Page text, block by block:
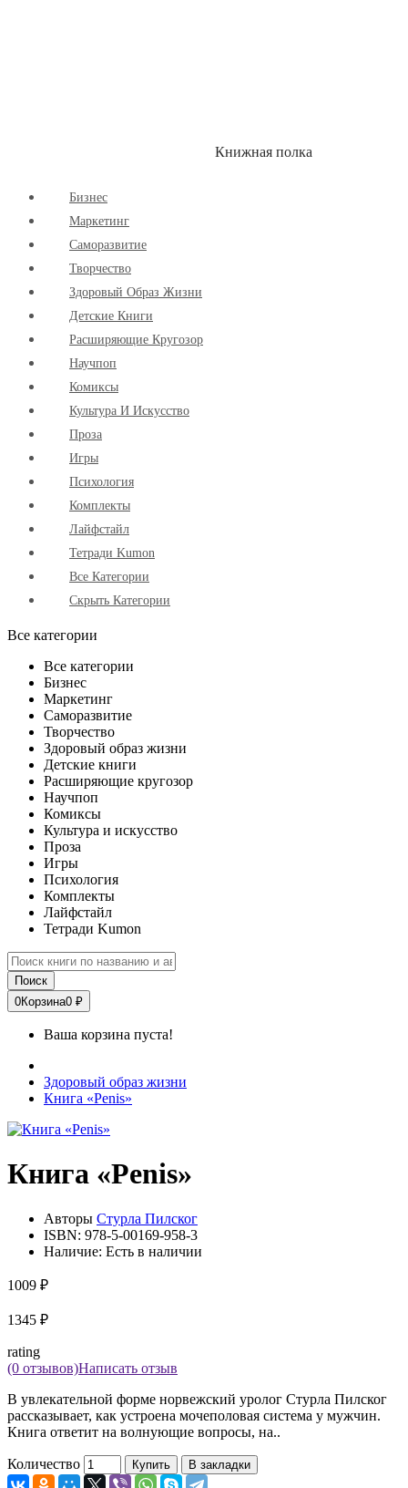
Книжная полка
Бизнес
Маркетинг
Cаморазвитие
Творчество
Здоровый Образ Жизни
Детские Книги
Расширяющие Кругозор
Научпоп
Комиксы
Культура И Искусство
Проза
Игры
Психология
Комплекты
Лайфстайл
Тетради Kumon
Все Категории
Скрыть Категории
Все категории
Все категории
Бизнес
Маркетинг
Саморазвитие
Творчество
Здоровый образ жизни
Детские книги
Расширяющие кругозор
Научпоп
Комиксы
Культура и искусство
Проза
Игры
Психология
Комплекты
Лайфстайл
Тетради Kumon
Поиск
0Корзина0 ₽
Ваша корзина пуста!
Здоровый образ жизни
Книга «Penis»
Книга «Penis»
Авторы Стурла Пилског
ISBN: 978-5-00169-958-3
Наличие: Есть в наличии
1009 ₽
1345 ₽
rating
(0 отзывов)Написать отзыв
В увлекательной форме норвежский уролог Стурла Пилског
рассказывает, как устроена мочеполовая система у мужчин.
Книга ответит на волнующие вопросы, на..
Количество Купить В закладки